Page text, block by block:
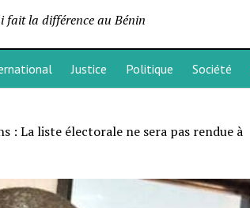
fait la différence au Bénin
Justice Politique Société
: La liste électorale ne sera pas rendue à